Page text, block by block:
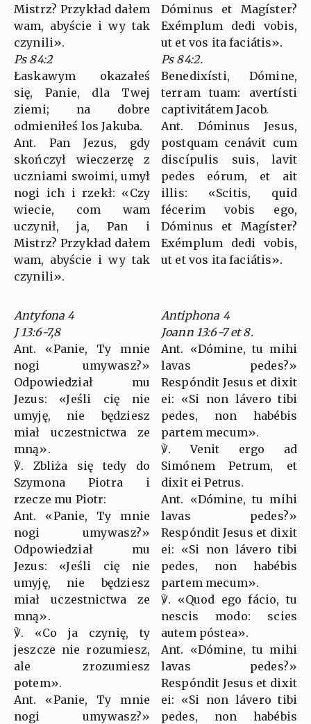
Mistrz? Przykład dałem
wam, abyście i wy tak
czynili».
Ps 84:2
Łaskawym okazałeś
się, Panie, dla Twej
ziemi; na dobre
odmieniłeś los Jakuba.
Ant. Pan Jezus, gdy
skończył wieczerzę z
uczniami swoimi, umył
nogi ich i rzekł: «Czy
wiecie, com wam
uczynił, ja, Pan i
Mistrz? Przykład dałem
wam, abyście i wy tak
czynili».
Dóminus et Magíster?
Exémplum dedi vobis,
ut et vos ita faciátis».
Ps 84:2.
Benedixísti, Dómine,
terram tuam: avertísti
captivitátem Jacob.
Ant. Dóminus Jesus,
postquam cenávit cum
discípulis suis, lavit
pedes eórum, et ait
illis: «Scitis, quid
fécerim vobis ego,
Dóminus et Magíster?
Exémplum dedi vobis,
ut et vos ita faciátis».
Antyfona 4
J 13:6-7,8
Ant. «Panie, Ty mnie
nogi umywasz?»
Odpowiedział mu
Jezus: «Jeśli cię nie
umyję, nie będziesz
miał uczestnictwa ze
mną».
℣. Zbliża się tedy do
Szymona Piotra i
rzecze mu Piotr:
Ant. «Panie, Ty mnie
nogi umywasz?»
Odpowiedział mu
Jezus: «Jeśli cię nie
umyję, nie będziesz
miał uczestnictwa ze
mną».
℣. «Co ja czynię, ty
jeszcze nie rozumiesz,
ale zrozumiesz
potem».
Ant. «Panie, Ty mnie
nogi umywasz?»
Antiphona 4
Joann 13:6-7 et 8.
Ant. «Dómine, tu mihi
lavas pedes?»
Respóndit Jesus et dixit
ei: «Si non lávero tibi
pedes, non habébis
partem mecum».
℣. Venit ergo ad
Simónem Petrum, et
dixit ei Petrus.
Ant. «Dómine, tu mihi
lavas pedes?»
Respóndit Jesus et dixit
ei: «Si non lávero tibi
pedes, non habébis
partem mecum».
℣. «Quod ego fácio, tu
nescis modo: scies
autem póstea».
Ant. «Dómine, tu mihi
lavas pedes?»
Respóndit Jesus et dixit
ei: «Si non lávero tibi
pedes, non habébis